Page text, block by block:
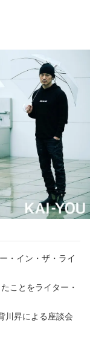
・イン・ザ・ライ
ことをライター・
川昇による座談会